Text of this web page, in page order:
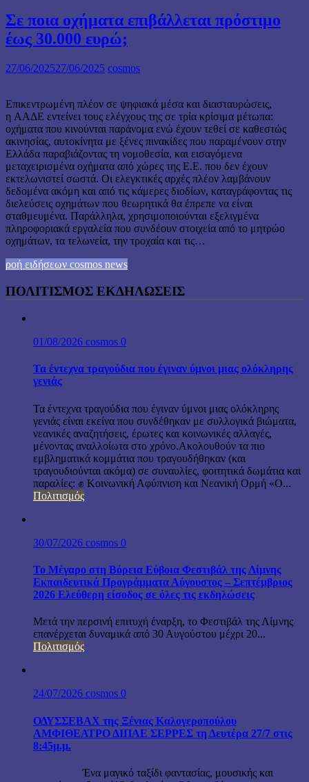
Σε ποια οχήματα επιβάλλεται πρόστιμο
έως 30.000 ευρώ;
27/06/202527/06/2025 cosmos
Επικεντρωμένη πλέον σε ψηφιακά μέσα και διασταυρώσεις,
η ΑΑΔΕ εντείνει τους ελέγχους της σε τρία κρίσιμα μέτωπα:
οχήματα που κινούνται παράνομα ενώ έχουν τεθεί σε καθεστώς
ακινησίας, αυτοκίνητα με ξένες πινακίδες που παραμένουν στην
Ελλάδα παραβιάζοντας τη νομοθεσία, και εισαγόμενα
μεταχειρισμένα οχήματα από χώρες της Ε.Ε. που δεν έχουν
εκτελωνιστεί σωστά. Οι ελεγκτικές αρχές πλέον λαμβάνουν
δεδομένα ακόμη και από τις κάμερες διοδίων, καταγράφοντας τις
διελεύσεις οχημάτων που θεωρητικά θα έπρεπε να είναι
σταθμευμένα. Παράλληλα, χρησιμοποιούνται εξελιγμένα
πληροφοριακά εργαλεία που συνδέουν στοιχεία από το μητρώο
οχημάτων, τα τελωνεία, την τροχαία και τις…
ροή ειδήσεων cosmos news
ΠΟΛΙΤΙΣΜΟΣ ΕΚΔΗΛΩΣΕΙΣ
01/08/2026 cosmos 0
Τα έντεχνα τραγούδια που έγιναν ύμνοι μιας ολόκληρης
γενιάς
Τα έντεχνα τραγούδια που έγιναν ύμνοι μιας ολόκληρης
γενιάς είναι εκείνα που συνδέθηκαν με συλλογικά βιώματα,
νεανικές αναζητήσεις, έρωτες και κοινωνικές αλλαγές,
μένοντας αναλλοίωτα στο χρόνο.Ακολουθούν τα πιο
εμβληματικά κομμάτια που τραγουδήθηκαν (και
τραγουδιούνται ακόμα) σε συναυλίες, φοιτητικά δωμάτια και
παραλίες: ✊ Κοινωνική Αφύπνιση και Νεανική Ορμή «Ο...
Πολιτισμός
30/07/2026 cosmos 0
Το Μέγαρο στη Βόρεια Εύβοια Φεστιβάλ της Λίμνης
Εκπαιδευτικά Προγράμματα Αύγουστος – Σεπτέμβριος
2026 Ελεύθερη είσοδος σε όλες τις εκδηλώσεις
Μετά την περσινή επιτυχή έναρξη, το Φεστιβάλ της Λίμνης
επανέρχεται δυναμικά από 30 Αυγούστου μέχρι 20...
Πολιτισμός
24/07/2026 cosmos 0
ΟΔΥΣΣΕΒΑΧ της Ξένιας Καλογεροπούλου
ΑΜΦΙΘΕΑΤΡΟ ΔΙΠΑΕ ΣΕΡΡΕΣ τη Δευτέρα 27/7 στις
8:45μ.μ.
Ένα μαγικό ταξίδι φαντασίας, μουσικής και